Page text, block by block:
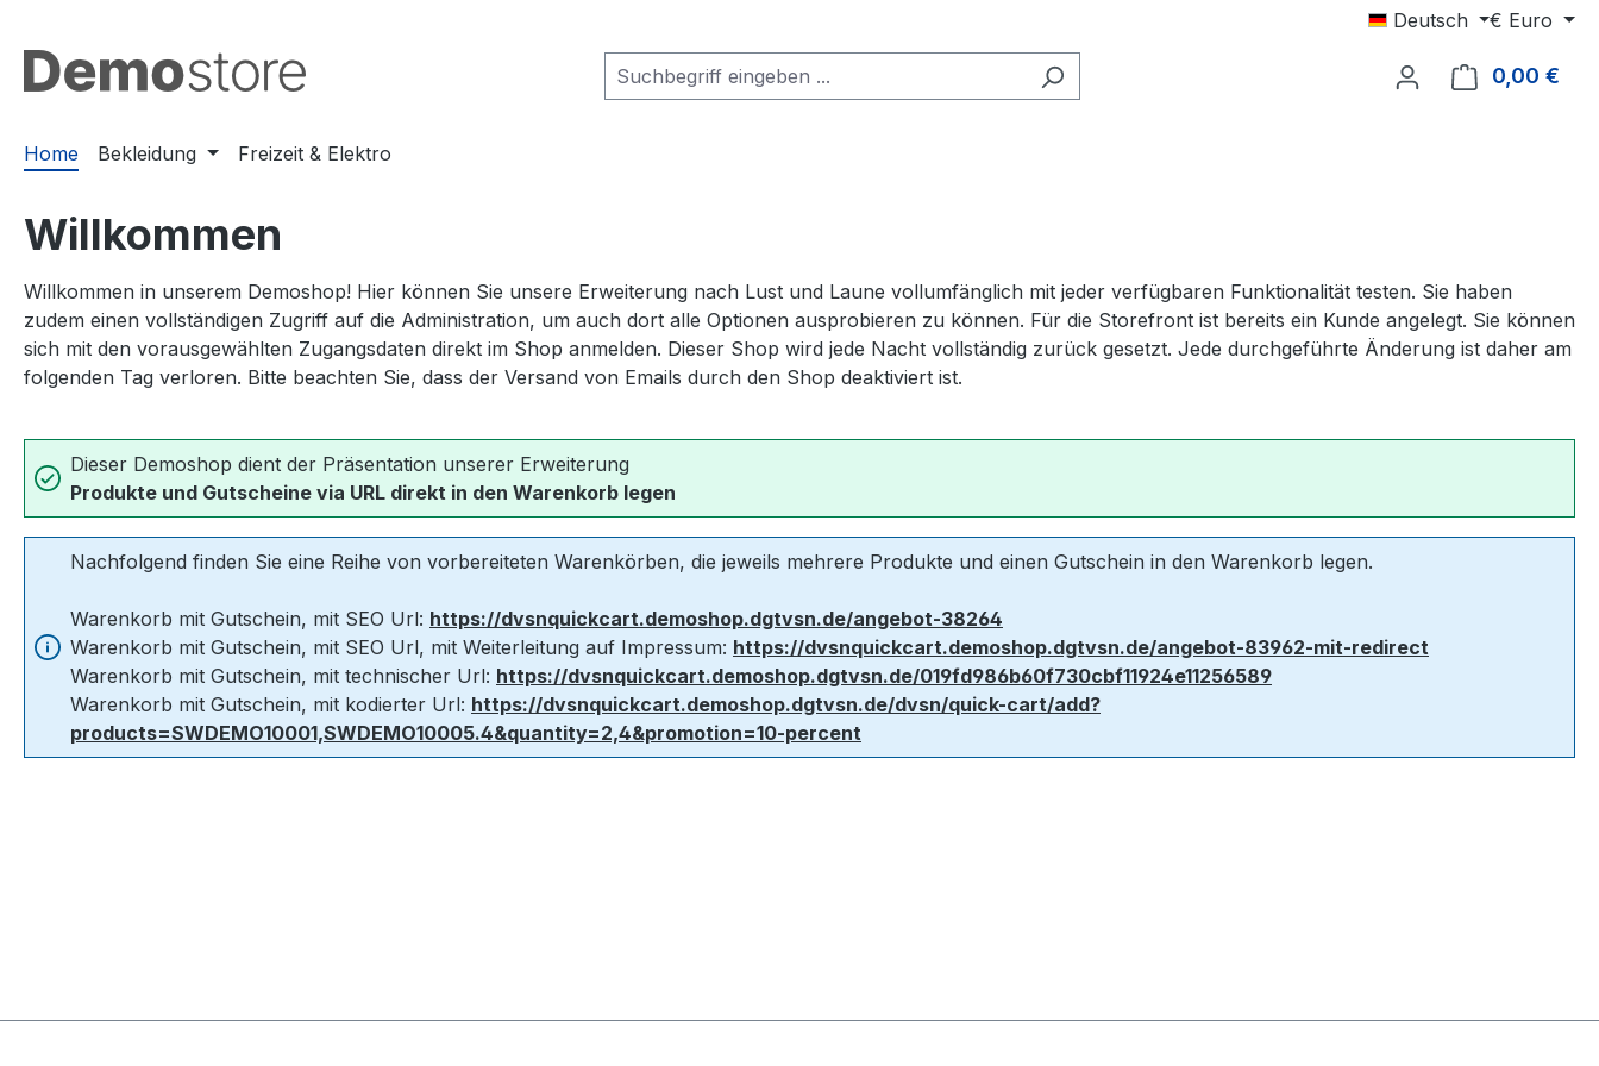
Deutsch € Euro
0,00 €
Home Bekleidung Freizeit & Elektro
Willkommen
Willkommen in unserem Demoshop! Hier können Sie unsere Erweiterung nach Lust und Laune vollumfänglich mit jeder verfügbaren Funktionalität testen. Sie haben
zudem einen vollständigen Zugriff auf die Administration, um auch dort alle Optionen ausprobieren zu können. Für die Storefront ist bereits ein Kunde angelegt. Sie können
sich mit den vorausgewählten Zugangsdaten direkt im Shop anmelden. Dieser Shop wird jede Nacht vollständig zurück gesetzt. Jede durchgeführte Änderung ist daher am
folgenden Tag verloren. Bitte beachten Sie, dass der Versand von Emails durch den Shop deaktiviert ist.
Dieser Demoshop dient der Präsentation unserer Erweiterung
Produkte und Gutscheine via URL direkt in den Warenkorb legen
Nachfolgend finden Sie eine Reihe von vorbereiteten Warenkörben, die jeweils mehrere Produkte und einen Gutschein in den Warenkorb legen.
Warenkorb mit Gutschein, mit SEO Url: https://dvsnquickcart.demoshop.dgtvsn.de/angebot-38264
Warenkorb mit Gutschein, mit SEO Url, mit Weiterleitung auf Impressum: https://dvsnquickcart.demoshop.dgtvsn.de/angebot-83962-mit-redirect
Warenkorb mit Gutschein, mit technischer Url: https://dvsnquickcart.demoshop.dgtvsn.de/019fd986b60f730cbf11924e11256589
Warenkorb mit Gutschein, mit kodierter Url: https://dvsnquickcart.demoshop.dgtvsn.de/dvsn/quick-cart/add?
products=SWDEMO10001,SWDEMO10005.4&quantity=2,4&promotion=10-percent